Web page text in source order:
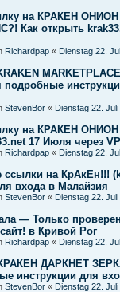
на КРАКЕН ОНИОН
Как открыть
Richardpap « Dienstag 22.
подробные
StevenBor « Dienstag 22.
на КРАКЕН
17 Июля через
Richardpap « Dienstag 22.
на КрАкЕн!!!
входа в Малайзия
StevenBor « Dienstag 22.
— Только
в Кривой Рог
Richardpap « Dienstag 22.
ДАРКНЕТ
инструкции для
StevenBor « Dienstag 22.